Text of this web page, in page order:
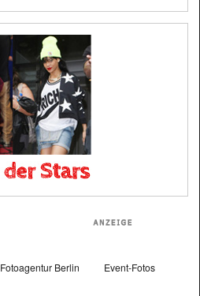
Fotoagentur Berlin Event-Fotos